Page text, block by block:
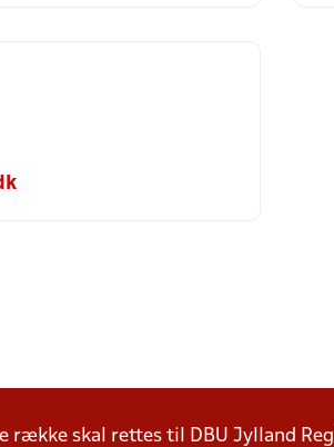
række skal rettes til DBU Jylland